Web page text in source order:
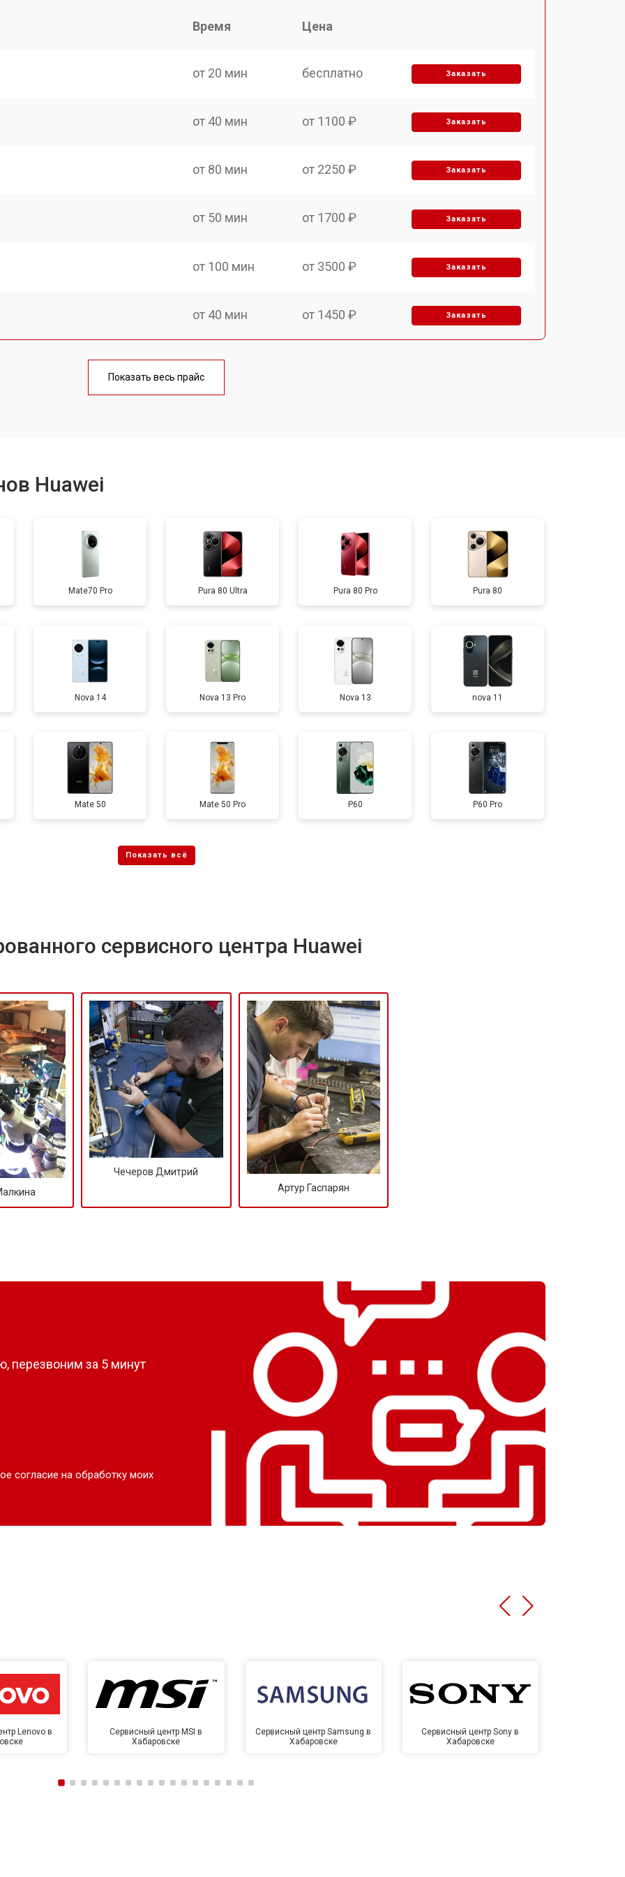
Время Цена
от 20 мин бесплатно Заказать
от 40 мин от 1100 ₽ Заказать
от 80 мин от 2250 ₽ Заказать
от 50 мин от 1700 ₽ Заказать
от 100 мин от 3500 ₽ Заказать
от 40 мин от 1450 ₽ Заказать
от 70 мин
от 60 мин от 1400 ₽
от 60 мин от 2700 ₽ Заказать
от 60 мин от 950 ₽ Заказать
от 50 мин от 1750 ₽ Заказать
от 90 мин от 3200 ₽ Заказать
от 40 мин от 1400 ₽
Показать весь прайс
Huawei
Mate70 Pro Pura 80 Ultra Pura 80 Pro Pura 80
Nova 14 Nova 13 Pro Nova 13 nova 11
Mate 50 Mate 50 Pro P60 P60 Pro
сервисного центра Huawei
Чечеров Дмитрий
Артур Гаспарян
перезвоним за 5 минут
согласие на обработку моих
Lenovo в
Сервисный центр MSI в
Хабаровске
Сервисный центр Samsung в
Хабаровске
Сервисный центр Sony в
Хабаровске